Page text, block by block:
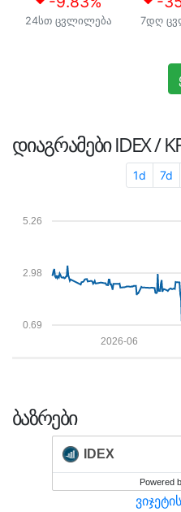
24სთ ცვლილება 7დღ
ᲓᲘᲐᲒᲠᲐᲛᲔᲑᲘIDEX /
1d 7d
0.69
2.98
5.26
2026-06
ᲑᲐᲖᲠᲔᲑᲘ
IDEX
Powered